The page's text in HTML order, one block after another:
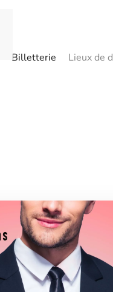
Billetterie Lieux de